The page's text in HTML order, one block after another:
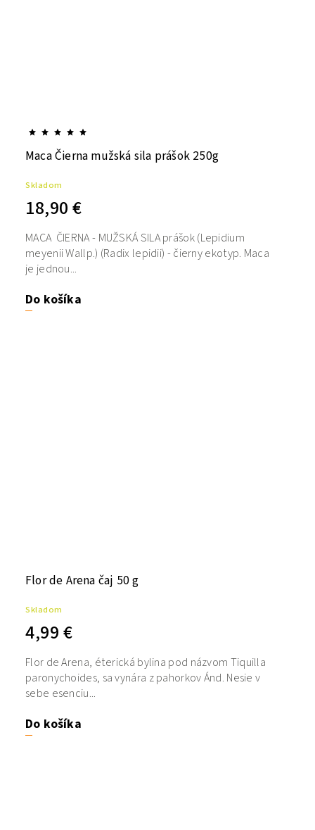
Maca Čierna mužská sila prášok 250g
Skladom
18,90 €
Do košíka
MACA ČIERNA - MUŽSKÁ SILA prášok (Lepidium
meyenii Wallp.) (Radix lepidii) - čierny ekotyp. Maca
je jednou...
Flor de Arena čaj 50 g
Skladom
4,99 €
Do košíka
Flor de Arena, éterická bylina pod názvom Tiquilla
paronychoides, sa vynára z pahorkov Ánd. Nesie v
sebe esenciu...